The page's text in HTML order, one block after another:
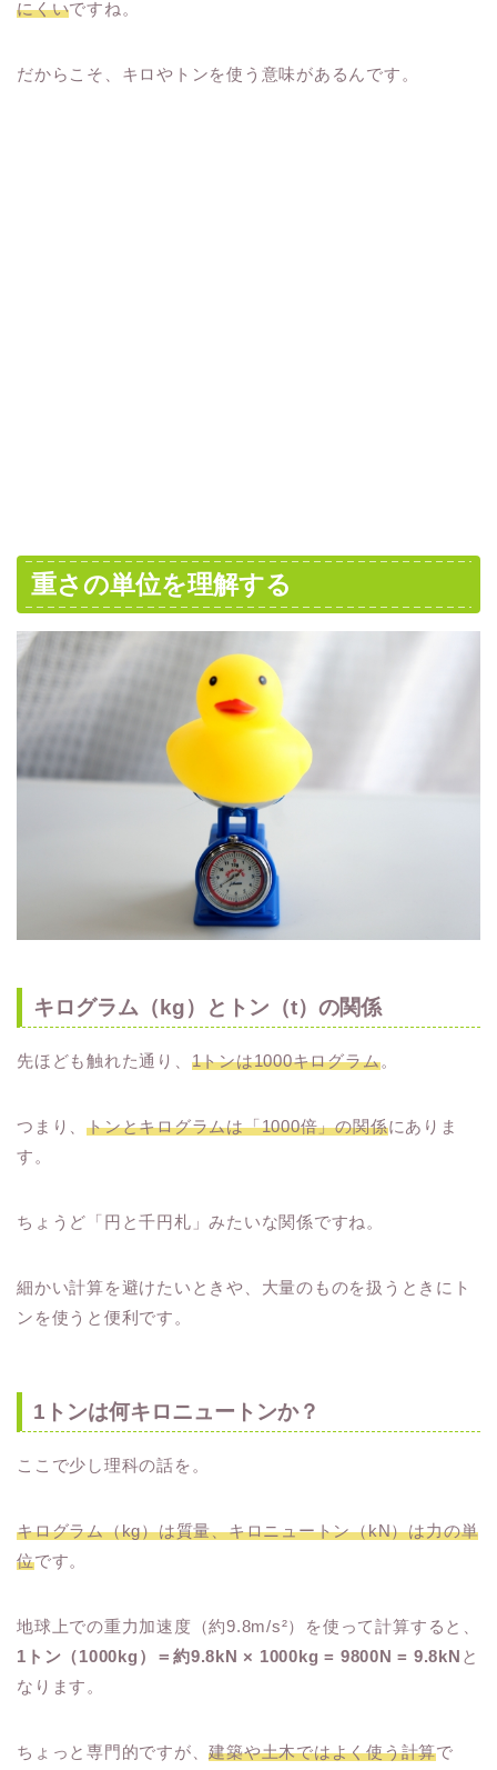
にくいですね。
だからこそ、キロやトンを使う意味があるんです。
重さの単位を理解する
キログラム（kg）とトン（t）の関係
先ほども触れた通り、 1トンは1000キログラム。
つまり、トンとキログラムは「1000倍」の関係にありま
す。
ちょうど「円と千円札」みたいな関係ですね。
細かい計算を避けたいときや、大量のものを扱うときにト
ンを使うと便利です。
1トンは何キロニュートンか？
ここで少し理科の話を。
キログラム（kg）は質量、キロニュートン（kN）は力の単
位です。
地球上での重力加速度（約9.8m/s²）を使って計算すると、
1トン（1000kg）＝約9.8kN × 1000kg = 9800N = 9.8kN と
なります。
ちょっと専門的ですが、建築や土木ではよく使う計算で